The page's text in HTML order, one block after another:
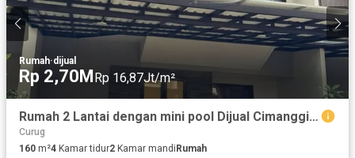
Rumah·dijual
Rp 2,70M Rp 16,87Jt/m²
Rumah 2 Lantai dengan mini pool Dijual Cimanggis Depok
Curug
160 m²4 Kamar tidur2 Kamar mandi Rumah